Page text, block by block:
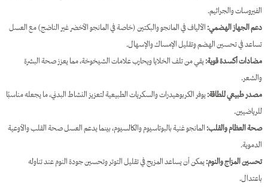
الفيروسات والجراثيم.
دعم الجهاز الهضمي: الألياف في المانجو والبكتين (خاصة في المانجو الأخضر غير الناضج) مع العسل
تساعد في تحسين الهضم وتقليل الإمساك والإسهال.
مضادات أكسدة قوية:يقي من تلف الخلايا ويحارب علامات الشيخوخة، مما يعزز صحة البشرة
والشعر.
مصدر طبيعي للطاقة:يوفر الكربوهيدرات والسكريات الطبيعية لتعزيز النشاط البدني، ما يجعله مناسبًا
للرياضيين.
صحة العظام والقلب: المانجو غنية بالبوتاسيوم والكالسيوم، بينما يدعم العسل صحة القلب والأوعية
الدموية.
تحسين المزاج والنوم:يمكن أن يساعد المزيج في تقليل التوتر وتحسين جودة النوم عند تناوله
باعتدال.